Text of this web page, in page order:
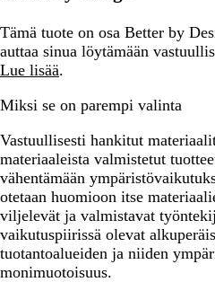
Tämä tuote on osa Better by
auttaa sinua löytämään
Lue lisää.
Miksi se on parempi valinta
Vastuullisesti hankitut
materiaaleista valmistetut
vähentämään
otetaan huomioon itse
viljelevät ja valmistavat
vaikutuspiirissä olevat
tuotantoalueiden ja niiden
monimuotoisuus.